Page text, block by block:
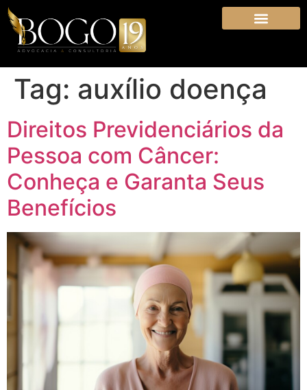
Tag: auxílio doença
Direitos Previdenciários da
Pessoa com Câncer:
Conheça e Garanta Seus
Benefícios